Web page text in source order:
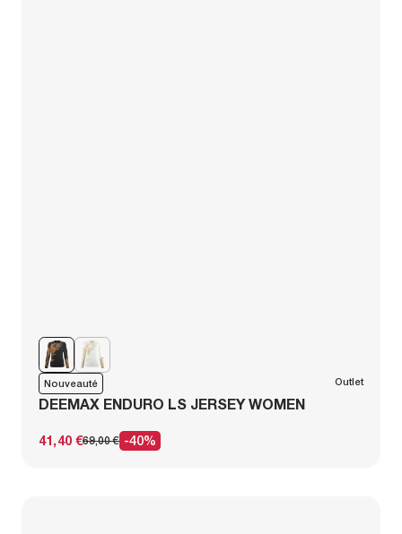
Nouveauté Outlet
DEEMAX ENDURO LS JERSEY WOMEN
69,00 €
41,40 € -40%